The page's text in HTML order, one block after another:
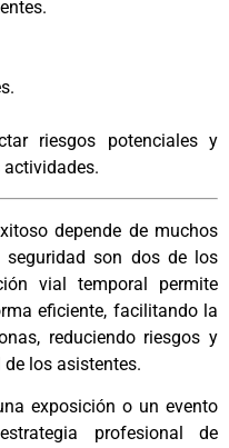
riesgos potenciales y
depende de muchos
son dos de los
vial temporal permite
eficiente, facilitando la
reduciendo riesgos y
los asistentes.
exposición o un evento
profesional de